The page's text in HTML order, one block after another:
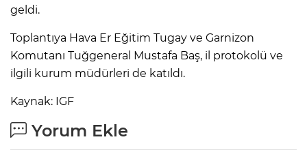
geldi.
Toplantıya Hava Er Eğitim Tugay ve Garnizon
Komutanı Tuğgeneral Mustafa Baş, il protokolü ve
ilgili kurum müdürleri de katıldı.
Kaynak: IGF
Yorum Ekle